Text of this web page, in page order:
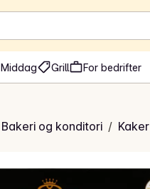
Middag Grill For bedrifter
Bakeri og konditori / Kaker